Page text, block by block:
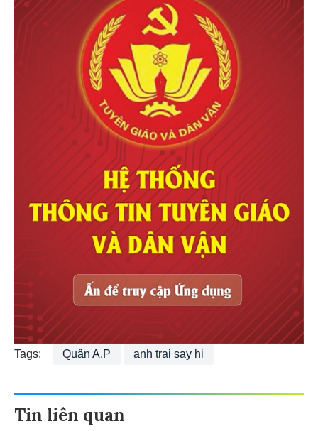
Tags: Quân A.P anh trai say hi
Tin liên quan